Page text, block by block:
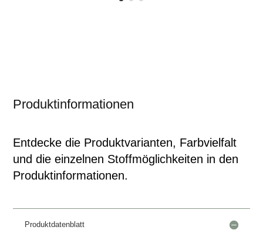
Produktinformationen
Entdecke die Produktvarianten, Farbvielfalt
und die einzelnen Stoffmöglichkeiten in den
Produktinformationen.
Produktdatenblatt